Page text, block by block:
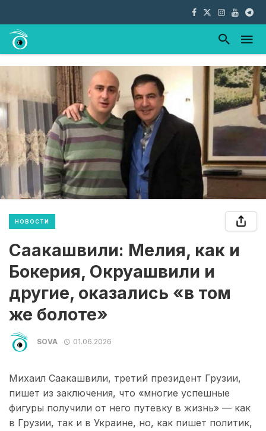
НОВОСТИ
Саакашвили: Мелия, как и
Бокерия, Окруашвили и
другие, оказались «в том
же болоте»
SOVA 01.06.2026
Михаил Саакашвили, третий президент Грузии,
пишет из заключения, что «многие успешные
фигуры получили от него путевку в жизнь» — как
в Грузии, так и в Украине, но, как пишет политик,